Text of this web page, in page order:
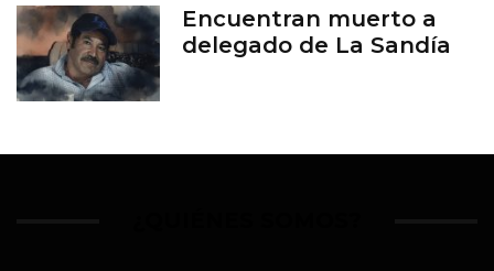
Encuentran muerto a
delegado de La Sandía